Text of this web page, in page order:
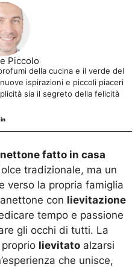
Piccolo
della cucina e il verde del
ispirazioni e piccoli piaceri
sia il segreto della felicità
fatto in casa
tradizionale, ma un
verso la propria famiglia
con lievitazione
tempo e passione
gli occhi di tutti. La
lievitato alzarsi
che unisce,